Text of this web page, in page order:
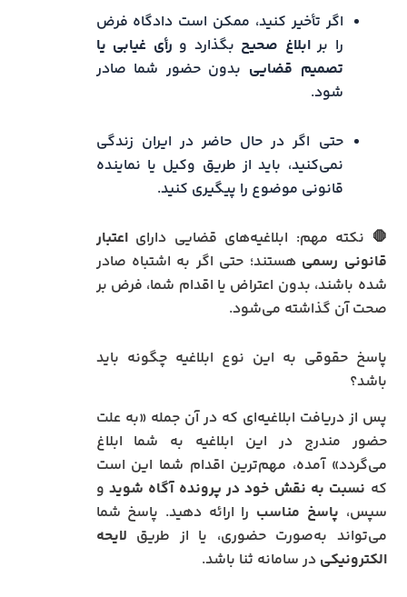
اگر تأخیر کنید، ممکن است دادگاه فرض
را برابلاغ صحیح بگذارد و رأی غیابی یا
تصمیم قضایی بدون حضور شما صادر
شود.
حتی اگر در حال حاضر در ایران زندگی
نمی‌کنید، باید از طریق وکیل یا نماینده
قانونی موضوع را پیگیری کنید.
🛑 نکته مهم: ابلاغیه‌های قضایی دارایاعتبار
قانونی رسمی هستند؛ حتی اگر به اشتباه صادر
شده باشند، بدون اعتراض یا اقدام شما، فرض بر
صحت آن گذاشته می‌شود.
پاسخ حقوقی به این نوع ابلاغیه چگونه باید
باشد؟
پس از دریافت ابلاغیه‌ای که در آن جمله «به علت
حضور مندرج در این ابلاغیه به شما ابلاغ
می‌گردد» آمده، مهم‌ترین اقدام شما این است
که نسبت به نقش خود در پرونده آگاه شوید و
سپس، پاسخ مناسب را ارائه دهید. پاسخ شما
می‌تواند به‌صورت حضوری، یا از طریق لایحه
الکترونیکی در سامانه ثنا باشد.